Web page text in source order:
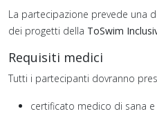
La partecipazione prevede una
dei progetti della ToSwim
Requisiti medici
Tutti i partecipanti dovranno
certificato medico di sana